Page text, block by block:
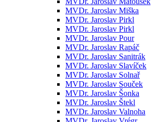
MVDr. Jaroslav Miška
MVDr. Jaroslav Pirkl
MVDr. Jaroslav Pirkl
MVDr. Jaroslav Pour
MVDr. Jaroslav Rapáč
MVDr. Jaroslav Sanitrák
MVDr. Jaroslav Slavíček
MVDr. Jaroslav Solnař
MVDr. Jaroslav Souček
MVDr. Jaroslav Šonka
MVDr. Jaroslav Štekl
MVDr. Jaroslav Valnoha